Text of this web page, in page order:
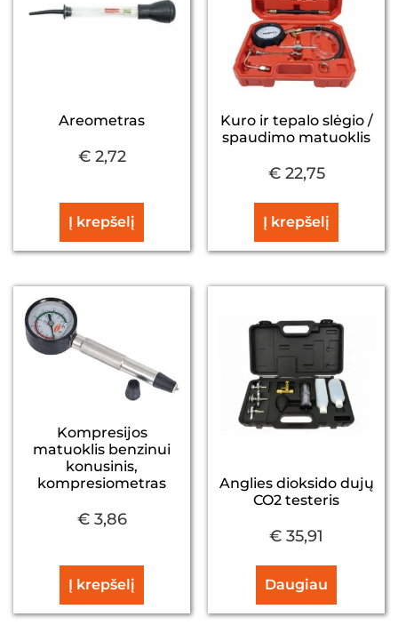
Areometras
€2,72
Į krepšelį
Kuro ir tepalo slėgio /
spaudimo matuoklis
€22,75
Į krepšelį
Kompresijos
matuoklis benzinui
konusinis,
kompresiometras
€3,86
Į krepšelį
Anglies dioksido dujų
CO2 testeris
€ 35,91
Daugiau